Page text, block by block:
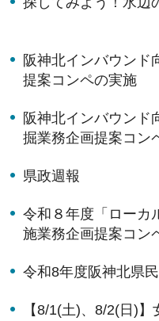
阪神北インバウンド
提案コンペの実施
阪神北インバウンド
掘業務企画提案コン
県政週報
令和８年度「ローカ
施業務企画提案コン
令和8年度阪神北県
【8/1(土)、8/2(日)